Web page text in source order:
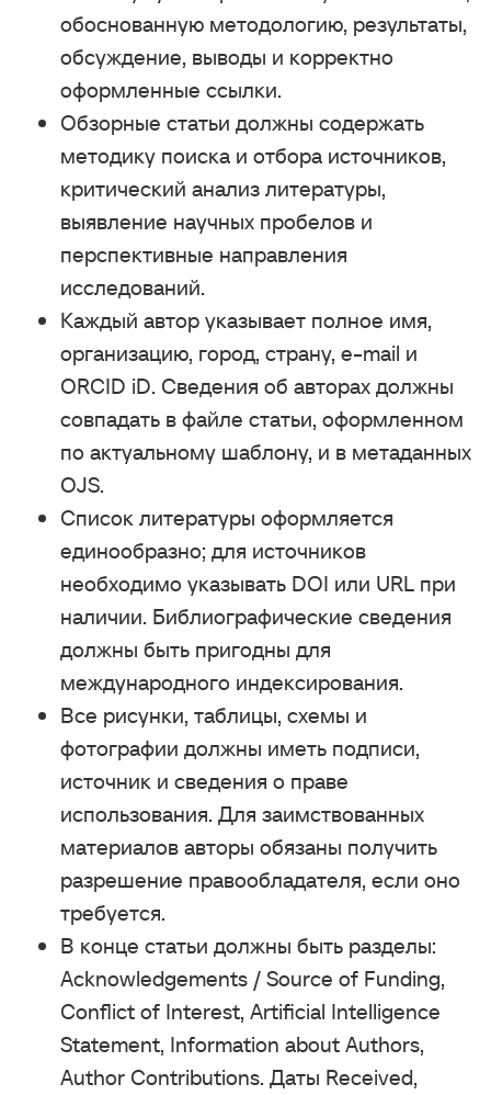
обоснованную методологию, результаты,
обсуждение, выводы и корректно
оформленные ссылки.
Обзорные статьи должны содержать
методику поиска и отбора источников,
критический анализ литературы,
выявление научных пробелов и
перспективные направления
исследований.
Каждый автор указывает полное имя,
организацию, город, страну, e-mail и
ORCID iD. Сведения об авторах должны
совпадать в файле статьи, оформленном
по актуальному шаблону, и в метаданных
OJS.
Список литературы оформляется
единообразно; для источников
необходимо указывать DOI или URL при
наличии. Библиографические сведения
должны быть пригодны для
международного индексирования.
Все рисунки, таблицы, схемы и
фотографии должны иметь подписи,
источник и сведения о праве
использования. Для заимствованных
материалов авторы обязаны получить
разрешение правообладателя, если оно
требуется.
В конце статьи должны быть разделы:
Acknowledgements / Source of Funding,
Conflict of Interest, Artificial Intelligence
Statement, Information about Authors,
Author Contributions. Даты Received,